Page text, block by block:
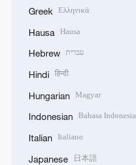
Greek Ελληνικά
Hausa Hausa
Hebrew עברית
Hindi हिन्दी
Hungarian Magyar
Indonesian Bahasa Indonesia
Italian Italiano
Japanese 日本語